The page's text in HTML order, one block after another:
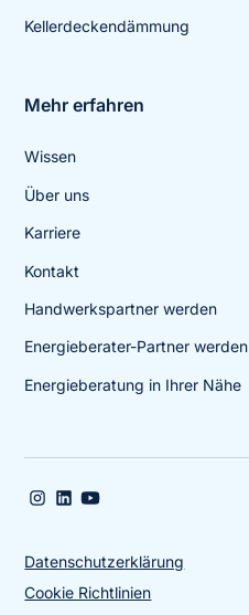
Kellerdeckendämmung
Mehr erfahren
Wissen
Über uns
Karriere
Kontakt
Handwerkspartner werden
Energieberater-Partner werden
Energieberatung in Ihrer Nähe
Datenschutzerklärung
Cookie Richtlinien